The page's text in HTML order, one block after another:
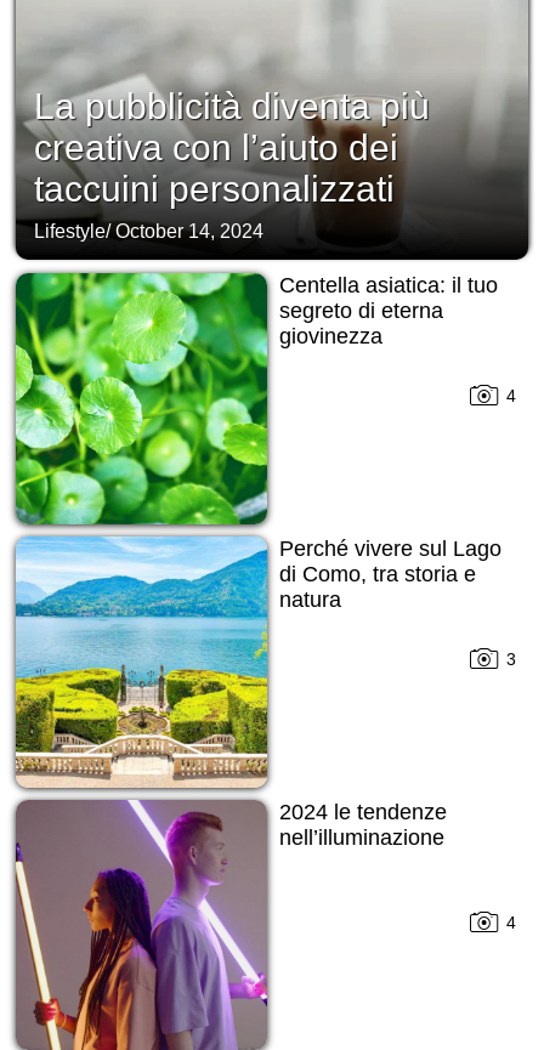
La pubblicità diventa più
creativa con l’aiuto dei
taccuini personalizzati
Lifestyle/October 14, 2024
Centella asiatica: il tuo
segreto di eterna
giovinezza
4
Perché vivere sul Lago
di Como, tra storia e
natura
3
2024 le tendenze
nell’illuminazione
4